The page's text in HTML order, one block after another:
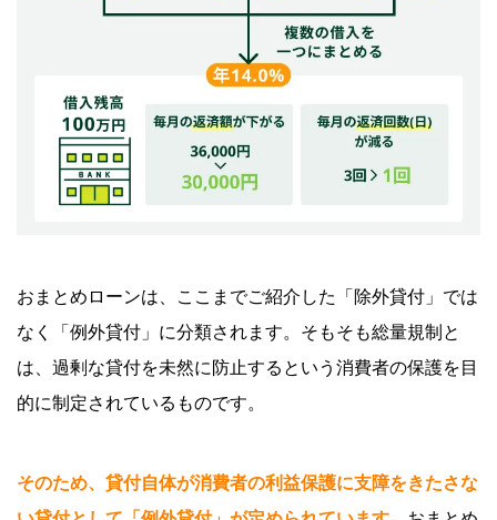
おまとめローンは、ここまでご紹介した「除外貸付」では
なく「例外貸付」に分類されます。そもそも総量規制と
は、過剰な貸付を未然に防止するという消費者の保護を目
的に制定されているものです。
そのため、貸付自体が消費者の利益保護に支障をきたさな